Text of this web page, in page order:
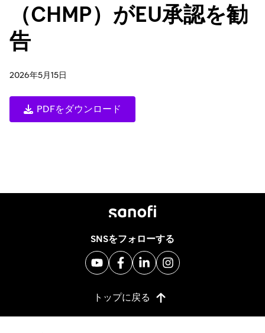
（CHMP）がEU承認を勧
告
2026年5月15日
PDFをダウンロード
SNSをフォローする
トップに戻る